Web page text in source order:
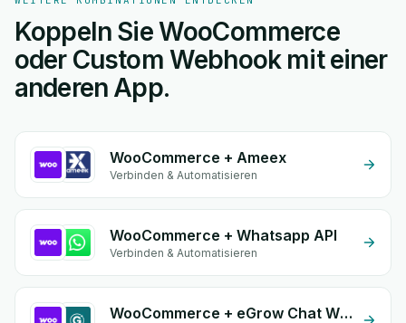
Koppeln Sie WooCommerce
oder Custom Webhook mit einer
anderen App.
WooCommerce + Ameex
Verbinden & Automatisieren
WooCommerce + Whatsapp API
Verbinden & Automatisieren
WooCommerce + eGrow Chat Widget